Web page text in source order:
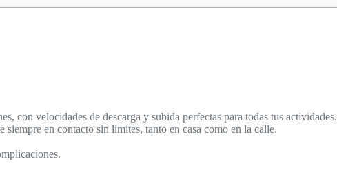
con velocidades de descarga y subida perfectas para todas tus actividades.
en contacto sin límites, tanto en casa como en la calle.